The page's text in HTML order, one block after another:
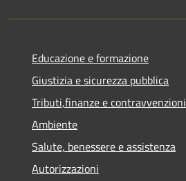
Educazione e formazione
Giustizia e sicurezza pubblica
Tributi,finanze e contravvenzioni
Ambiente
Salute, benessere e assistenza
Autorizzazioni